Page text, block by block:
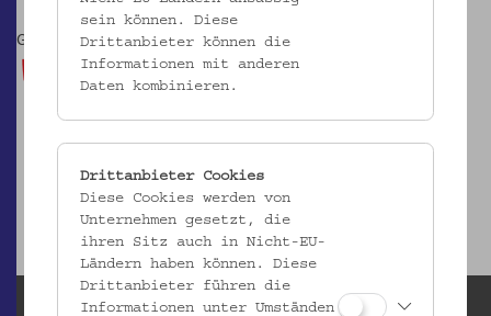
Gefördert durch:
sein können. Diese
Drittanbieter können die
Informationen mit anderen
Daten kombinieren.
Drittanbieter Cookies
Diese Cookies werden von
Unternehmen gesetzt, die
ihren Sitz auch in Nicht-EU-
Ländern haben können. Diese
Drittanbieter führen die
Informationen unter Umständen